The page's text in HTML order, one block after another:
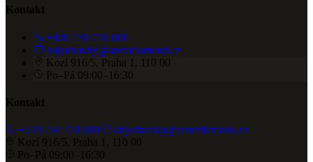
Kontakt
+420 734 770 000
objednavky@aretediamond.cz
Kozí 916/5, Praha 1, 110 00
Po–Pá 09:00–16:30
Kontakt
+420 734 770 000
objednavky@aretediamond.cz
Kozí 916/5, Praha 1, 110 00
Po–Pá 09:00–16:30